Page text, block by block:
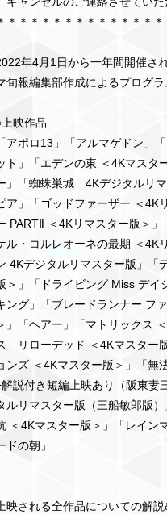
＊＊＊＊＊＊＊＊＊＊＊＊＊
年4月1日から一年間開催さ
旬報編集部作成によるプログラ
映作品
アポロ13」「アルマゲドン」
ト」「エデンの東 ＜4Kマスタ
」「蜘蛛巣城 4Kデジタルリ
ア」「ゴッドファーザー ＜4K
PARTⅡ ＜4Kリマスター版＞
ル・コルレオーネの最期 ＜4K
4Kデジタルリマスター版」「
＞」「ドライビング Miss デ
ング」「ブレードランナー フ
」「ヘアー」「マトリックス
リローデッド ＜4Kマスター
ンズ ＜4Kマスター版＞」「無
説付き短編上映あり（阪東
ルリマスター版（三船敏郎版
＜4Kマスター版＞」「レイン
ドの朝」
映される全作品についての解